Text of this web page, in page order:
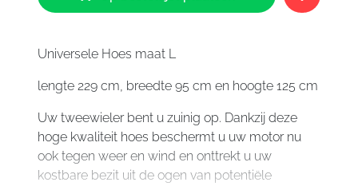
Universele Hoes maat L
lengte 229 cm, breedte 95 cm en hoogte 125 cm
Uw tweewieler bent u zuinig op. Dankzij deze
hoge kwaliteit hoes beschermt u uw motor nu
ook tegen weer en wind en onttrekt u uw
kostbare bezit uit de ogen van potentiële